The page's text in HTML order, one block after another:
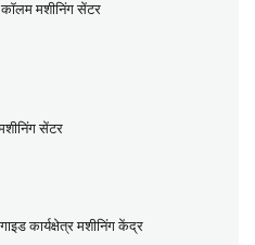
मशीनिंग सेंटर
सेंटर
कार्यक्षेत्र मशीनिंग केंद्र